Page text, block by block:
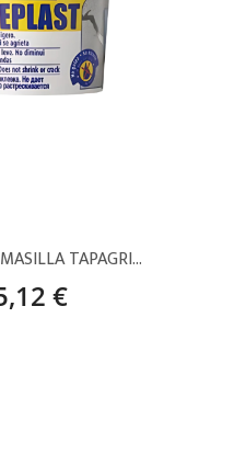
LITEPLAST MASILLA TAPAGRIETAS LIGERO – 250 ML
€